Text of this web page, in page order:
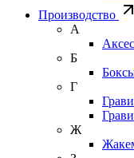
Производство
А
Б
Г
Ж